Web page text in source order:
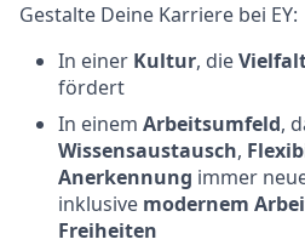
Gestalte Deine Karriere bei EY:
In einer Kultur, die
fördert
In einem Arbeitsumfeld,
Wissensaustausch,
Anerkennung immer
inklusive modernem
Freiheiten